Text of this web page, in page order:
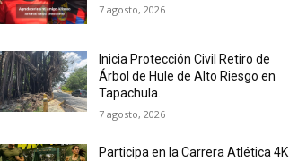
7 agosto, 2026
Inicia Protección Civil Retiro de
Árbol de Hule de Alto Riesgo en
Tapachula.
7 agosto, 2026
Participa en la Carrera Atlética 4K